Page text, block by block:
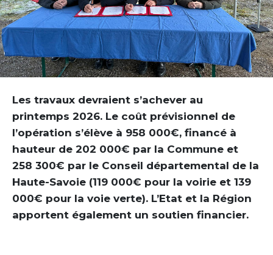
Les travaux devraient s’achever au
printemps 2026. Le coût prévisionnel de
l’opération s’élève à 958 000€, financé à
hauteur de 202 000€ par la Commune et
258 300€ par le Conseil départemental de la
Haute-Savoie (119 000€ pour la voirie et 139
000€ pour la voie verte). L’Etat et la Région
apportent également un soutien financier.